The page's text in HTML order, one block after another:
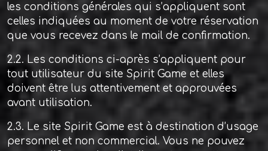
les conditions générales qui s’appliquent sont
celles indiquées au moment de votre réservation
que vous recevez dans le mail de confirmation.
2.2. Les conditions ci-après s’appliquent pour
tout utilisateur du site Spirit Game et elles
doivent être lus attentivement et approuvées
avant utilisation.
2.3. Le site Spirit Game est à destination d’usage
personnel et non commercial. Vous ne pouvez